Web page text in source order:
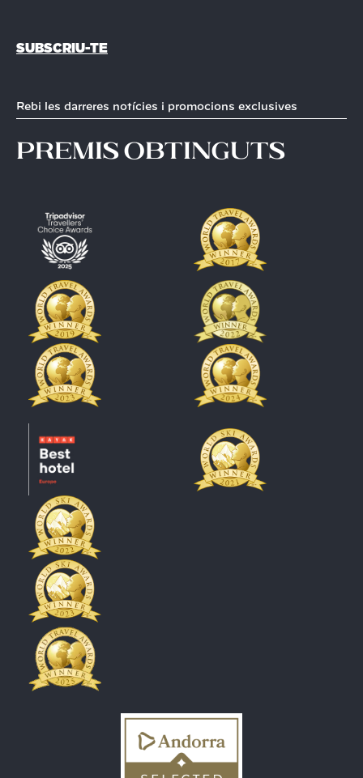
SUBSCRIU-TE
Rebi les darreres notícies i promocions exclusives
premis obtinguts